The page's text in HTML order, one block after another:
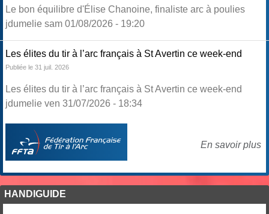
Le bon équilibre d'Élise Chanoine, finaliste arc à poulies
jdumelie sam 01/08/2026 - 19:20
Les élites du tir à l’arc français à St Avertin ce week-end
Publiée le 31 juil. 2026
Les élites du tir à l’arc français à St Avertin ce week-end
jdumelie ven 31/07/2026 - 18:34
En savoir plus
HANDIGUIDE